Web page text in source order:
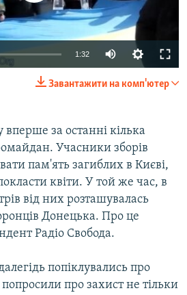
1:32
Завантажити на комп'ютер
вперше за останні кілька
Учасники зборів
пам'ять загиблих в Києві,
квіти. У той же час, в
від них розташувалась
Донецька. Про це
Радіо Свобода.
попіклувались про
про захист не тільки